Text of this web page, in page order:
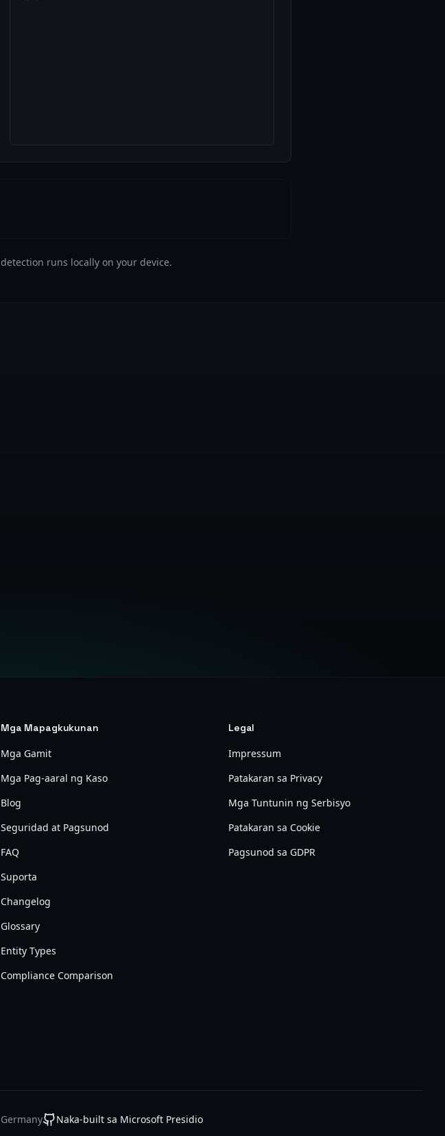
runs locally on your device.
Mga Mapagkukunan
Mga Gamit
Mga Pag-aaral ng Kaso
Blog
Seguridad at Pagsunod
FAQ
Suporta
Changelog
Glossary
Entity Types
Compliance Comparison
Legal
Impressum
Patakaran sa Privacy
Mga Tuntunin ng Serbisyo
Patakaran sa Cookie
Pagsunod sa GDPR
Naka-built sa Microsoft Presidio